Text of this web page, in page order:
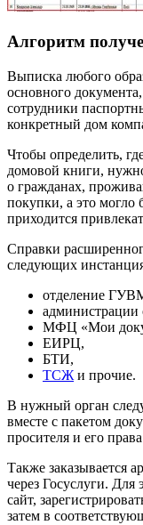
Алгоритм
Выписка любого
основного
сотрудники
конкретный дом
Чтобы определить,
домовой книги,
о гражданах,
покупки, а это могло
приходится
Справки
следующих
отделение
администрации
МФЦ «Мои
ЕИРЦ,
БТИ,
ТСЖ и прочие.
В нужный орган
вместе с пакетом
просителя и его
Также заказывается
через Госуслуги. Для
сайт,
затем в